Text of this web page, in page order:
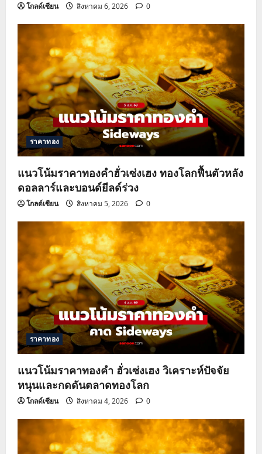
โกลด์เซียน สิงหาคม 6, 2026 0
ราคาทอง
แนวโน้มราคาทองคำฮั่วเซ่งเฮง ทองโลกฟื้นตัวหลัง
ดอลลาร์และบอนด์ยีลด์ร่วง
โกลด์เซียน สิงหาคม 5, 2026 0
ราคาทอง
แนวโน้มราคาทองคำ ฮั่วเซ่งเฮง วิเคราะห์ปัจจัย
หนุนและกดดันตลาดทองโลก
โกลด์เซียน สิงหาคม 4, 2026 0